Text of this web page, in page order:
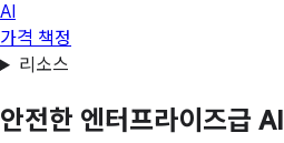
AI
가격 책정
리소스
안전한 엔터프라이즈급 AI